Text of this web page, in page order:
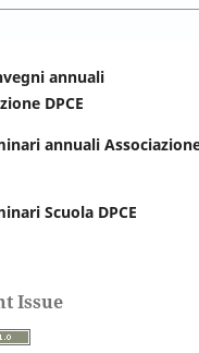
annuali
DPCE
annuali
Scuola DPCE
Issue